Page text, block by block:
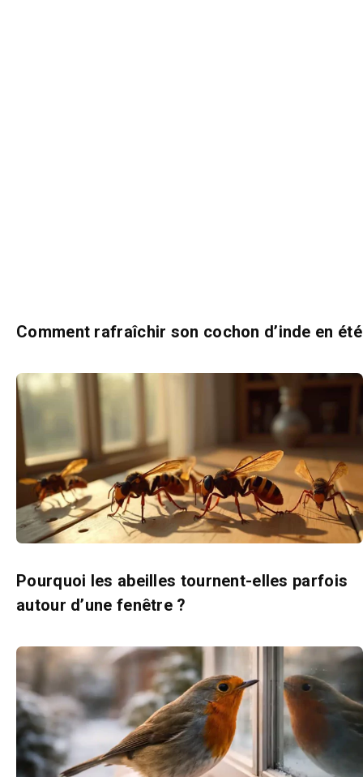
Comment rafraîchir son cochon d’inde en été
Pourquoi les abeilles tournent-elles parfois
autour d’une fenêtre ?